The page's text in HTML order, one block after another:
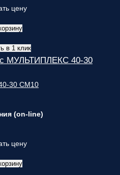
цену
в 1 клик
МУЛЬТИПЛЕКС 40-30
(on-line)
цену